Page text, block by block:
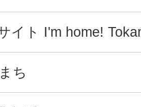
イト I'm home!
ち